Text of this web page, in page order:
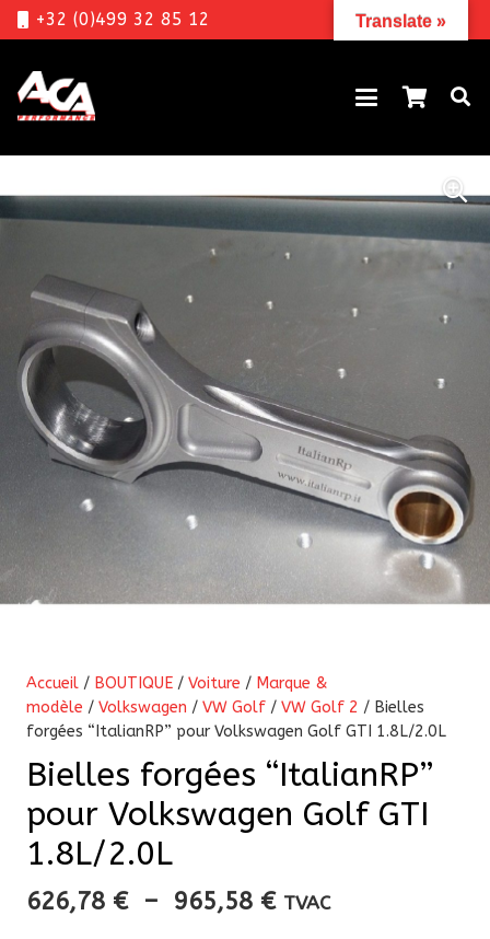
+32 (0)499 32 85 12
Accueil / BOUTIQUE / Voiture / Marque &
modèle / Volkswagen / VW Golf / VW Golf 2 / Bielles
forgées “ItalianRP” pour Volkswagen Golf GTI 1.8L/2.0L
Bielles forgées “ItalianRP”
pour Volkswagen Golf GTI
1.8L/2.0L
626,78 € – 965,58 €Plage
TVAC
Translate »